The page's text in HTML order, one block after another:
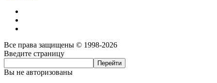
Все права защищены © 1998-2026
Введите страницу
Вы не авторизованы